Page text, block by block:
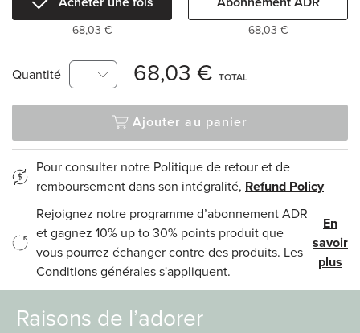
68,03 € 68,03 €
Quantité 68,03 € TOTAL
Ajouter au panier
Pour consulter notre Politique de retour et de
remboursement dans son intégralité, Refund Policy
Rejoignez notre programme d’abonnement ADR
et gagnez 10% up to 30% points produit que
vous pourrez échanger contre des produits. Les
Conditions générales s'appliquent.
En
savoir
plus
Raisons de l’adorer